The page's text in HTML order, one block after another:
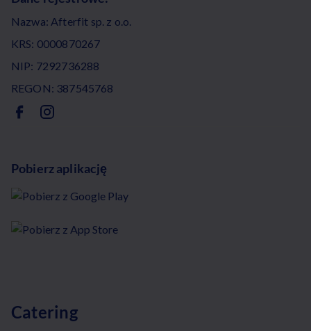
Nazwa: Afterfit sp. z o.o.
KRS: 0000870267
NIP: 7292736288
REGON: 387545768
Pobierz aplikację
Catering